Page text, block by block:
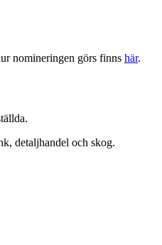
nomineringen görs finns här.
detaljhandel och skog.